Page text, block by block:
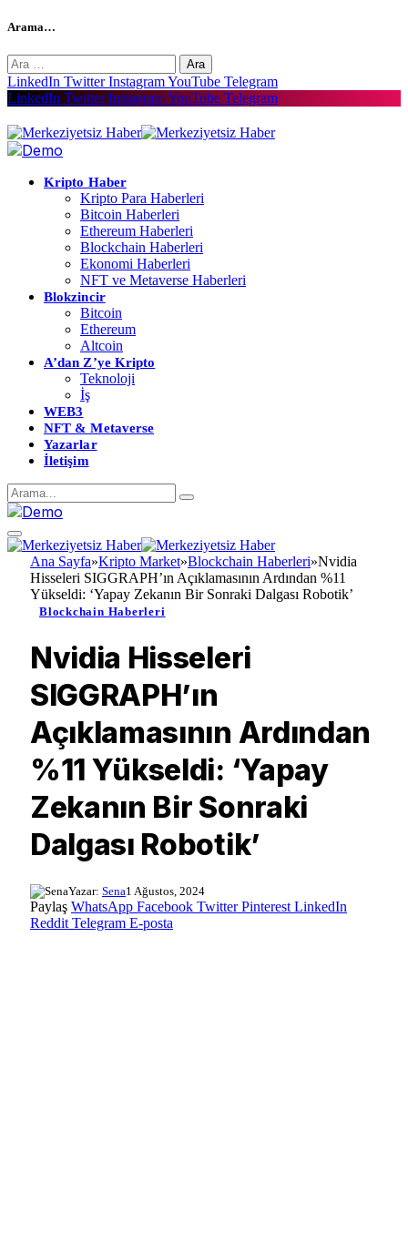
Arama…
Arama:
LinkedIn Twitter InstagramYouTube Telegram
LinkedIn Twitter InstagramYouTube Telegram
Kripto Haber
Kripto Para Haberleri
Bitcoin Haberleri
Ethereum Haberleri
Blockchain Haberleri
Ekonomi Haberleri
NFT ve Metaverse Haberleri
Blokzincir
Bitcoin
Ethereum
Altcoin
A’dan Z’ye Kripto
Teknoloji
İş
WEB3
NFT & Metaverse
Yazarlar
İletişim
Ana Sayfa»Kripto Market»Blockchain Haberleri»Nvidia
Hisseleri SIGGRAPH’ın Açıklamasının Ardından %11
Yükseldi: ‘Yapay Zekanın Bir Sonraki Dalgası Robotik’
Blockchain Haberleri
Nvidia Hisseleri
SIGGRAPH’ın
Açıklamasının Ardından
%11 Yükseldi: ‘Yapay
Zekanın Bir Sonraki
Dalgası Robotik’
Yazar: Sena1 Ağustos, 2024
Paylaş WhatsApp Facebook Twitter Pinterest LinkedIn
Reddit Telegram E-posta